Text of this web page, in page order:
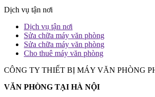
Dịch vụ tận nơi
Dịch vụ tận nơi
Sửa chữa máy văn phòng
Sửa chữa máy văn phòng
Cho thuê máy văn phòng
CÔNG TY THIẾT BỊ MÁY VĂN PHÒNG
VĂN PHÒNG TẠI HÀ NỘI